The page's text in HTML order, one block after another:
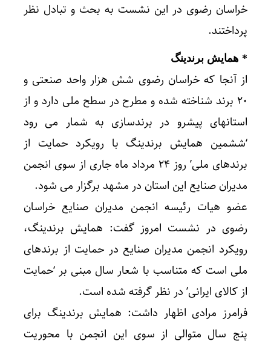
خراسان رضوی در این نشست به بحث و تبادل نظر
پرداختند.
* همایش برندینگ
از آنجا که خراسان رضوی شش هزار واحد صنعتی و
۲۰ برند شناخته شده و مطرح در سطح ملی دارد و از
استانهای پیشرو در برندسازی به شمار می رود
‘ششمین همایش برندینگ با رویکرد حمایت از
برندهای ملی’ روز ۲۴ مرداد ماه جاری از سوی انجمن
مدیران صنایع این استان در مشهد برگزار می شود.
عضو هیات رئیسه انجمن مدیران صنایع خراسان
رضوی در نشست امروز گفت: همایش برندینگ،
رویکرد انجمن مدیران صنایع در حمایت از برندهای
ملی است که متناسب با شعار سال مبنی بر ‘حمایت
از کالای ایرانی’ در نظر گرفته شده است.
فرامرز مرادی اظهار داشت: همایش برندینگ برای
پنج سال متوالی از سوی این انجمن با محوریت